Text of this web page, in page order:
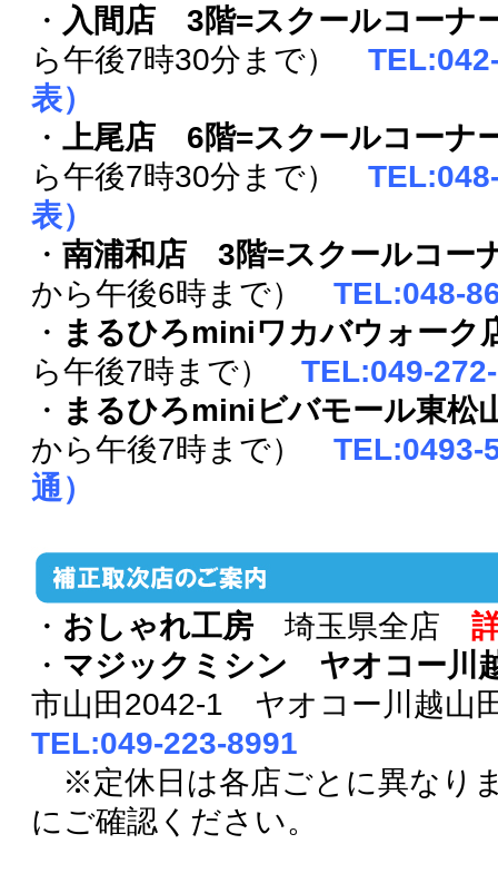
・ 入間店 3階=スクールコーナ
ら午後7時30分まで）
表）
・上尾店 6階=スクールコーナ
ら午後7時30分まで）
表）
・南浦和店 3階=スクールコー
から午後6時まで）TEL:048-
・ まるひろminiワカバウォーク
ら午後7時まで）TEL:049-
・ まるひろminiビバモール東松
から午後7時まで）TEL:0493-
通）
・ おしゃれ工房 埼玉県全店
・ マジックミシン ヤオコー川
市山田2042-1 ヤオコー川越山
TEL:049-223-8991
※定休日は各店ごとに異なり
にご確認ください。